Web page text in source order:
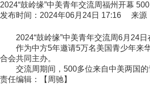
2024“鼓岭缘”中美青年交流周福州开幕
发布时间：2024年06月24日 17:16 来源
2024“鼓岭缘”中美青年交流周6月24日
作为中方5年邀请5万名美国青少年来华
合会共同主办。
交流周期间，500多位来自中美两国的
责任编辑：【周驰】